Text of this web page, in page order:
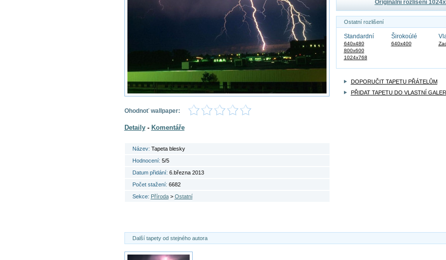
Ohodnoť wallpaper:
Detaily- Komentáře
Název: Tapeta blesky
Hodnocení: 5/5
Datum přidání: 6.března 2013
Počet stažení: 6682
Sekce: Příroda> Ostatní
Originální rozlišení
Ostatní rozlišení
Standardní
640x480
800x600
1024x768
Širokoúlé
640x400
DOPORUČIT TAPETU PŘÁTELŮM
PŘIDAT TAPETU DO VLASTNÍ
Další tapety od stejného autora